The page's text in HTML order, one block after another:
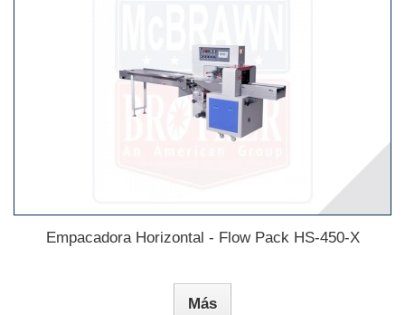
Empacadora Horizontal - Flow Pack HS-450-X
Más